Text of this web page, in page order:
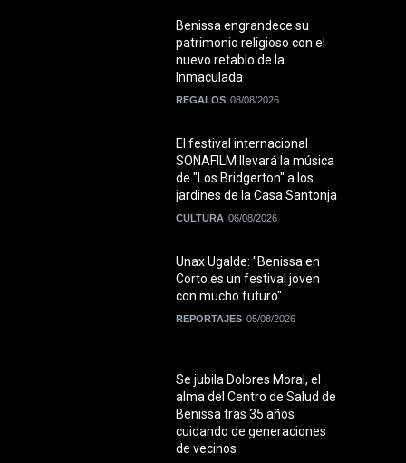
Benissa engrandece su
patrimonio religioso con el
nuevo retablo de la
Inmaculada
REGALOS 08/08/2026
El festival internacional
SONAFILM llevará la música
de "Los Bridgerton" a los
jardines de la Casa Santonja
CULTURA 06/08/2026
Unax Ugalde: "Benissa en
Corto es un festival joven
con mucho futuro"
REPORTAJES 05/08/2026
Se jubila Dolores Moral, el
alma del Centro de Salud de
Benissa tras 35 años
cuidando de generaciones
de vecinos